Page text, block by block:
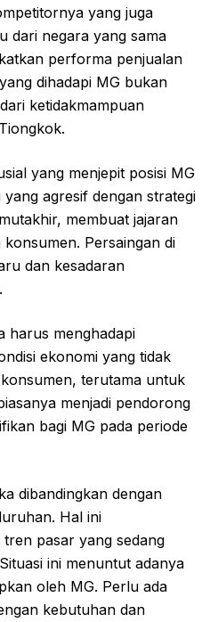
yang juga
dari negara yang sama
performa penjualan
dihadapi MG bukan
ketidakmampuan
yang menjepit posisi MG
agresif dengan strategi
membuat jajaran
Persaingan di
dan kesadaran
harus menghadapi
ekonomi yang tidak
terutama untuk
menjadi pendorong
bagi MG pada periode
dibandingkan dengan
Hal ini
pasar yang sedang
ini menuntut adanya
oleh MG. Perlu ada
kebutuhan dan